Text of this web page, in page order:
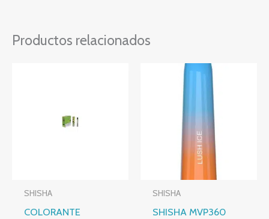
Productos relacionados
SHISHA
COLORANTE
SHISHA
SHISHA MVP360